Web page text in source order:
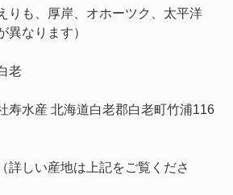
りも、厚岸、オホーツク、太平洋
異なります）
老
寿水産 北海道白老郡白老町竹浦116
詳しい産地は上記をご覧くださ